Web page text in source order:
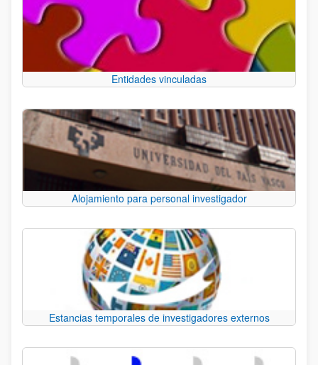
Entidades vinculadas
Alojamiento para personal investigador
Estancias temporales de investigadores externos